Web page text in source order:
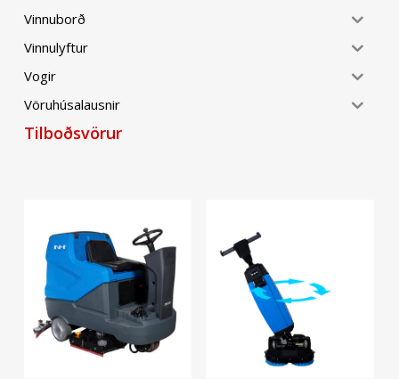
Tilboðsvörur
Vinnuborð
Vinnulyftur
Vogir
Vöruhúsalausnir